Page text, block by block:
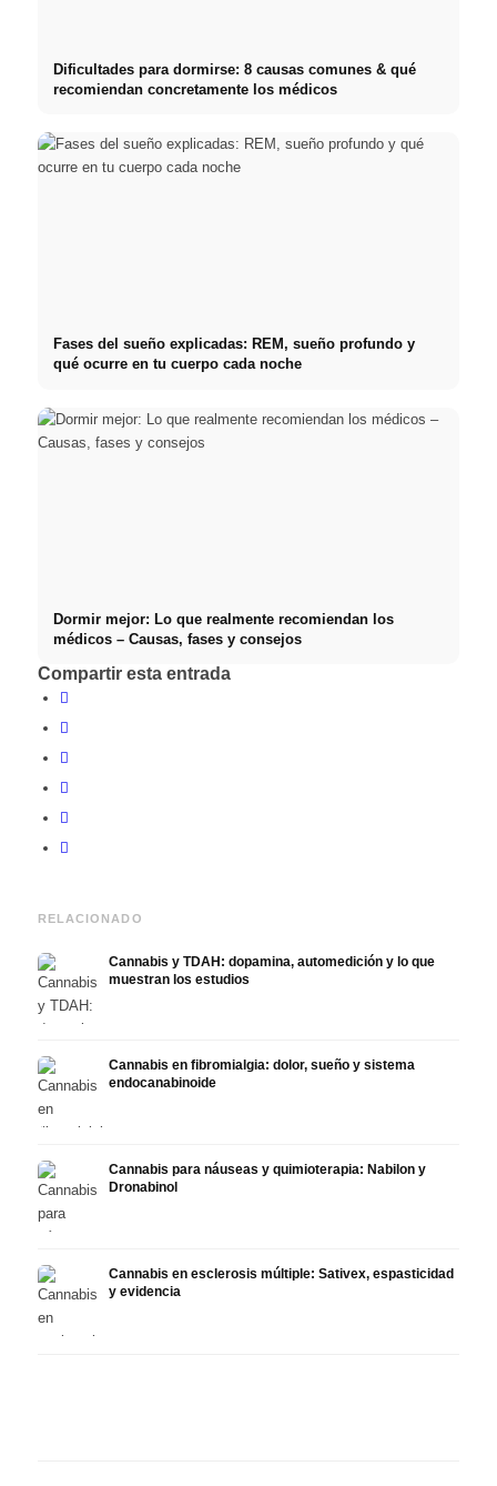
Dificultades para dormirse: 8 causas comunes & qué
recomiendan concretamente los médicos
Fases del sueño explicadas: REM, sueño profundo y
qué ocurre en tu cuerpo cada noche
Dormir mejor: Lo que realmente recomiendan los
médicos – Causas, fases y consejos
Compartir esta entrada
RELACIONADO
Cannabis y TDAH: dopamina, automedición y lo que
muestran los estudios
Cannabis en fibromialgia: dolor, sueño y sistema
endocanabinoide
Cannabis para náuseas y quimioterapia: Nabilon y
Dronabinol
Cannabis en esclerosis múltiple: Sativex, espasticidad
y evidencia